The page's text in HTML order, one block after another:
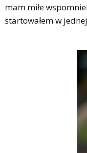
mam miłe
startowałem w